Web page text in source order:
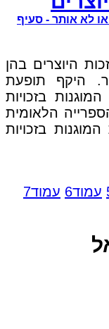
או לא אותר - סעיף
היוצרים בהן
היקף תופעת
בזכויות
הלאומית
המוגנות בזכויות
עמוד6 עמוד7